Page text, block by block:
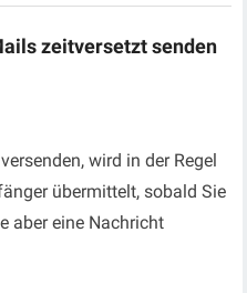
zeitversetzt senden
wird in der Regel
übermittelt, sobald Sie
aber eine Nachricht